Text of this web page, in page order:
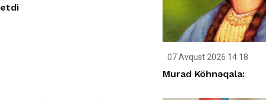
etdi
07 Avqust 2026 14:18
Murad Köhnəqala: